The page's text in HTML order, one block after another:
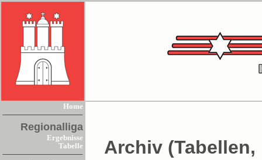
Home
Regionalliga
Ergebnisse
Tabelle
Archiv